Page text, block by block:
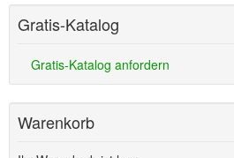
Gratis-Katalog
Gratis-Katalog anfordern
Warenkorb